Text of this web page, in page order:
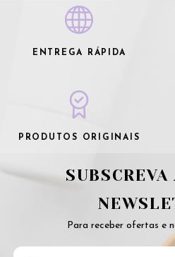
ENTREGA RÁPIDA
PRODUTOS ORIGINAIS
SUBSCREVA
Para receber ofertas e